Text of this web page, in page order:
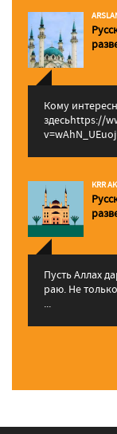
Кому
здесьhttps://
KRR
Пусть Аллах
раю. Не
...